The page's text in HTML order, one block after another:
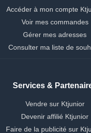
Accéder à mon compte
Voir mes commandes
Gérer mes adresses
Consulter ma liste de
Services &
Vendre sur Ktjunior
Devenir affilié Ktjunior
Faire de la publicité sur